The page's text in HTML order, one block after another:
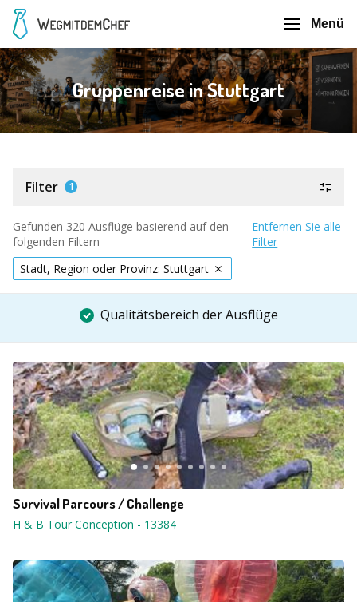
Menü
Gruppenreise in Stuttgart
Filter 1
Gefunden 320 Ausflüge basierend auf den
folgenden Filtern
Entfernen Sie alle
Filter
Stadt, Region oder Provinz: Stuttgart
Qualitätsbereich der Ausflüge
Survival Parcours / Challenge
H & B Tour Conception - 13384